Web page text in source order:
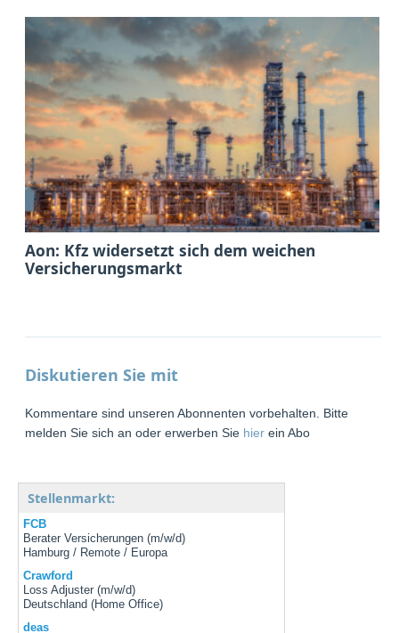
Aon: Kfz widersetzt sich dem weichen
Versicherungsmarkt
Diskutieren Sie mit
Kommentare sind unseren Abonnenten vorbehalten. Bitte
melden Sie sich an oder erwerben Sie hier ein Abo
Stellenmarkt:
FCB
Berater Versicherungen (m/w/d)
Hamburg / Remote / Europa
Crawford
Loss Adjuster (m/w/d)
Deutschland (Home Office)
deas